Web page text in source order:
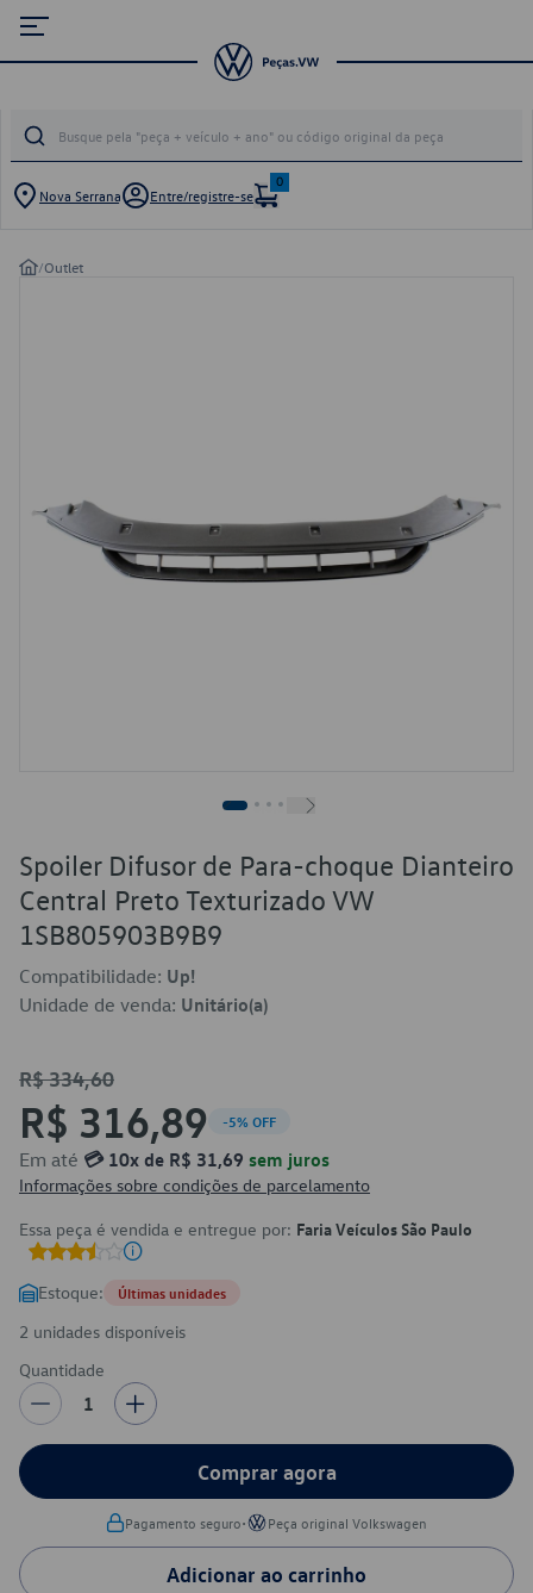
Nova Serrana Entre/registre-se
0
/Outlet
Spoiler Difusor de Para-choque Dianteiro
Central Preto Texturizado VW
1SB805903B9B9
Compatibilidade: Up!
Unidade de venda: Unitário(a)
R$ 334,60
R$ 316,89 -5% OFF
Em até 💳 10x de R$ 31,69 sem juros
Informações sobre condições de parcelamento
Essa peça é vendida e entregue por: Faria Veículos São Paulo
Estoque: Últimas unidades
2 unidades disponíveis
Quantidade
1
Comprar agora
Pagamento seguro• Peça original Volkswagen
Adicionar ao carrinho